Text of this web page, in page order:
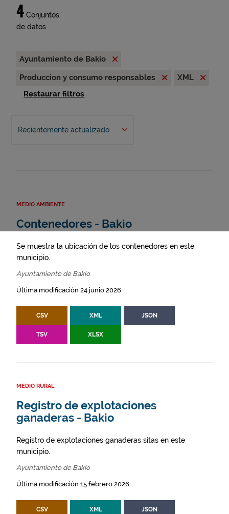
4 Conjuntos
de datos
Ayuntamiento de Bakio
Produccion y consumo responsables
XML
Restaurar filtros
Recientemente actualizado
MEDIO AMBIENTE
Contenedores - Bakio
Se muestra la ubicación de los contenedores en este
municipio.
Ayuntamiento de Bakio
Última modificación 24 junio 2026
CSV XML JSON
TSV XLSX
MEDIO RURAL
Registro de explotaciones
ganaderas - Bakio
Registro de explotaciones ganaderas sitas en este
municipio.
Ayuntamiento de Bakio
Última modificación 15 febrero 2026
CSV XML JSON